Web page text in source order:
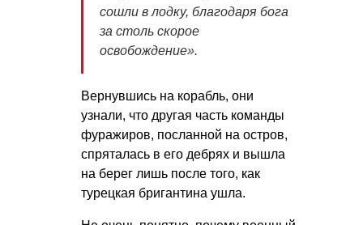
сошли в лодку, благодаря бога
за столь скорое
освобождение».
Вернувшись на корабль, они
узнали, что другая часть команды
фуражиров, посланной на остров,
спряталась в его дебрях и вышла
на берег лишь после того, как
турецкая бригантина ушла.